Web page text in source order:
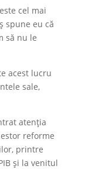
cel mai
spune eu că
să nu le
acest lucru
sale,
atenția
reforme
printre
și la venitul